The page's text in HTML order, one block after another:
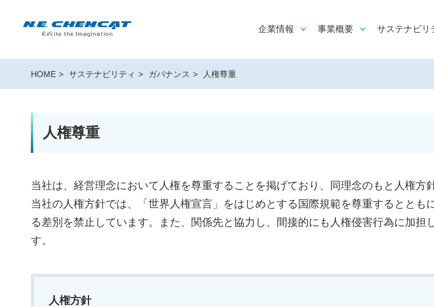
企業情報 事業概要 サステナビリ
HOME サステナビリティ ガバナンス 人権尊重
人権尊重
当社は、経営理念において人権を尊重することを掲げており、同理念のもと人権方
当社の人権方針では、「世界人権宣言」をはじめとする国際規範を尊重するととも
る差別を禁止しています。また、関係先と協力し、間接的にも人権侵害行為に加担
す。
人権方針